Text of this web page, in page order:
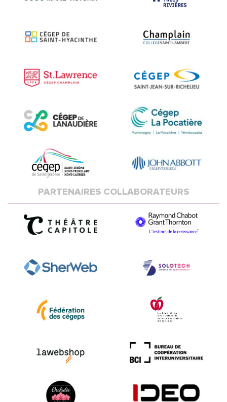
PARTENAIRES COLLABORATEURS